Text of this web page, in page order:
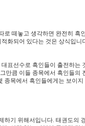
떼놓고 생각하면 완전히 흑
화되어 있다는 것은 상식입
표선수로 흑인들이 출전하는
만큼 이들 종목에서 흑인들의
목에서 흑인들에게는 보이
기 위해서입니다. 태권도의